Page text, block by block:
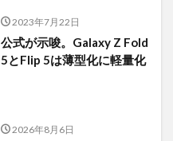
2023年7月22日
公式が示唆。Galaxy Z Fold
5とFlip 5は薄型化に軽量化
2026年8月6日